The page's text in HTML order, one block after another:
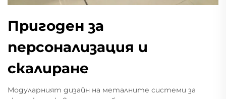
Пригоден за
персонализация и
скалиране
Модуларният дизайн на металните системи за